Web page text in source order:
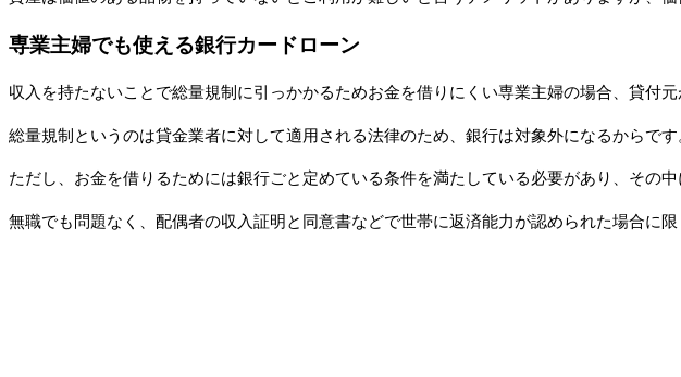
専業主婦でも使える銀行カードローン
収入を持たないことで総量規制に引っかかるためお金を借りにくい専業主婦の場合、貸付
総量規制というのは貸金業者に対して適用される法律のため、銀行は対象外になるからです
ただし、お金を借りるためには銀行ごと定めている条件を満たしている必要があり、その
無職でも問題なく、配偶者の収入証明と同意書などで世帯に返済能力が認められた場合に